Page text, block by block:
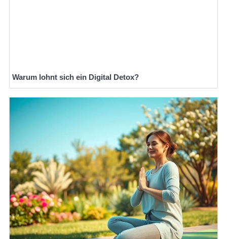
Warum lohnt sich ein Digital Detox?